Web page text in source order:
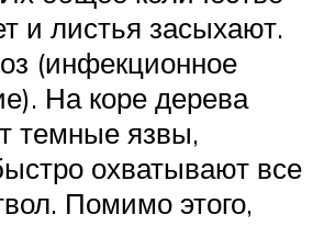
и листья засыхают.
(инфекционное
На коре дерева
темные язвы,
охватывают все
Помимо этого,